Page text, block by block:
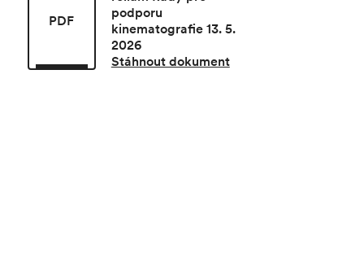
podporu
kinematografie 13. 5.
2026
Stáhnout dokument
PDF